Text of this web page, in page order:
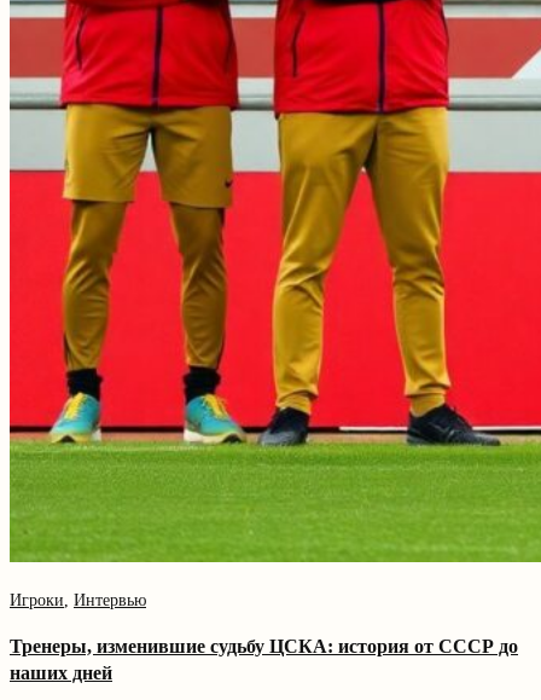
Игроки, Интервью
Тренеры, изменившие судьбу ЦСКА: история от СССР до
наших дней